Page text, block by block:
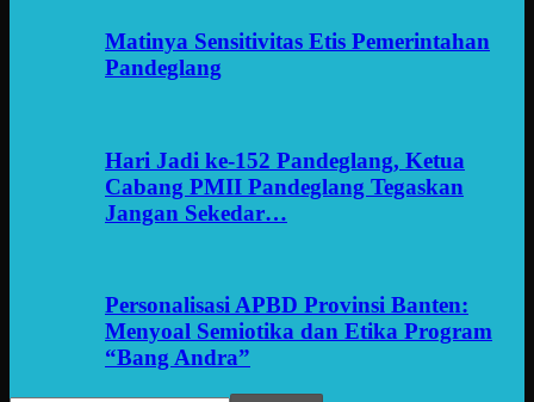
Matinya Sensitivitas Etis Pemerintahan
Pandeglang
Hari Jadi ke-152 Pandeglang, Ketua
Cabang PMII Pandeglang Tegaskan
Jangan Sekedar…
Personalisasi APBD Provinsi Banten:
Menyoal Semiotika dan Etika Program
“Bang Andra”